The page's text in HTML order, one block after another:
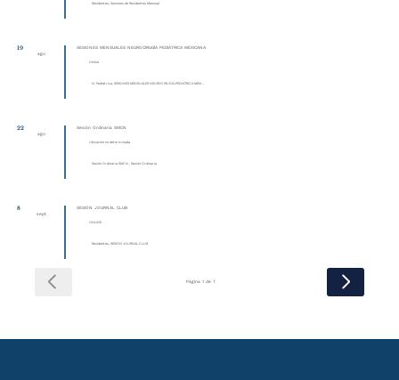
Residentes, Sesiones de Residentes Mensual
19
ago
SESIONES MENSUALES NEUROCIRUGÍA PEDIÁTRICA MEXICANA
Online
N. Pediátrica, SESIONES MENSUALES NEUROCIRUGÍA PEDIÁTRICA MEXI...
22
ago
Sesión Ordinaria SMCN
Ubicación no determinada
Sesión Ordinaria SMCN , Sesión Ordinaria
8
sept
SESIÓN JOURNAL CLUB
ONLINE
Residentes, SESIÓN JOURNAL CLUB
Página 1 de 7